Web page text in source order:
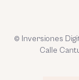
© Inversiones
Calle